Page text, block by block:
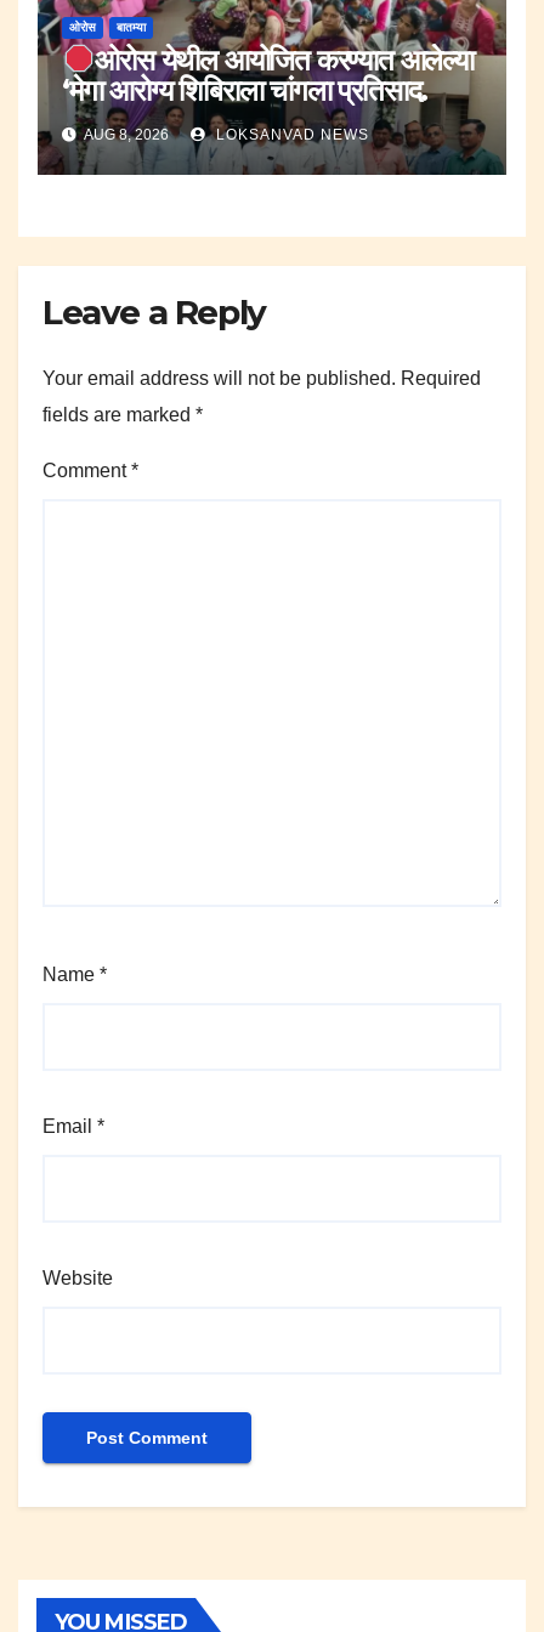
ओरोस बातम्या
ओरोस येथील आयोजित करण्यात आलेल्या
‘मेगा आरोग्य शिबिराला चांगला प्रतिसाद.
AUG 8, 2026 LOKSANVAD NEWS
Leave a Reply
Your email address will not be published. Required
fields are marked *
Comment*
Name *
Email *
Website
YOU MISSED